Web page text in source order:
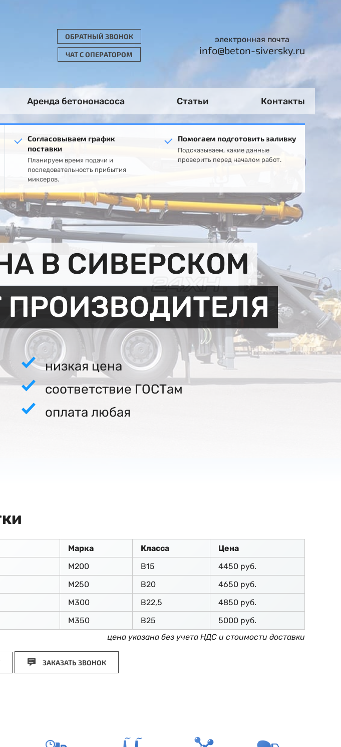
ОБРАТНЫЙ ЗВОНОК
ЧАТ С ОПЕРАТОРОМ
электронная почта
info@beton-siversky.ru
Аренда бетононасоса Статьи Контакты
Согласовываем график
поставки
Планируем время подачи и
последовательность прибытия
миксеров.
Помогаем подготовить заливку
Подсказываем, какие данные
проверить перед началом работ.
В СИВЕРСКОМ
ПРОИЗВОДИТЕЛЯ
низкая цена
соответствие ГОСТам
оплата любая
Марка Класса
Цена
М200 В15
4450 руб.
М250 В20
4650 руб.
М300 В22,5
4850 руб.
М350 В25
5000 руб.
цена указана без учета НДС и стоимости доставки
ЗАКАЗАТЬ ЗВОНОК